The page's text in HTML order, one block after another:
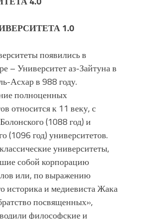
1.0
появились в
– Университет аз-Зайтуна в
Асхар в 988 году.
полноценных
относится к 11 веку, с
(1088 год) и
(1096 год) университетов.
университеты,
собой корпорацию
или, по выражению
историка и медиевиста Жака
посвященных»,
философские и